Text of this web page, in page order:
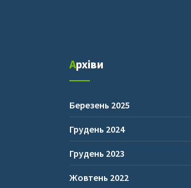
Архіви
Березень 2025
Грудень 2024
Грудень 2023
Жовтень 2022